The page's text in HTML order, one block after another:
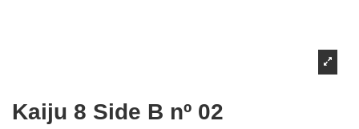
Kaiju 8 Side B nº 02